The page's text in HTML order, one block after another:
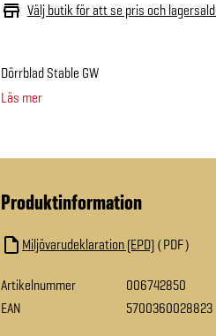
Välj butik för att se pris och
Dörrblad Stable GW
Läs mer
Produktinformation
Miljövarudeklaration (EPD) PDF
Artikelnummer
006742850
EAN
5700360028823